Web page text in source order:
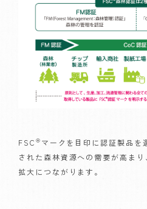
FSC ® マークを目印に認証製品を
された森林資源への需要が高ま
拡大につながります。